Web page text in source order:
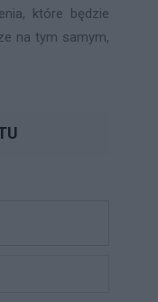
które będzie
na tym samym,